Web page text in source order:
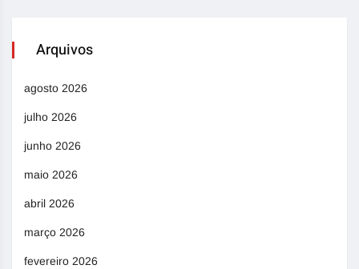
Arquivos
agosto 2026
julho 2026
junho 2026
maio 2026
abril 2026
março 2026
fevereiro 2026